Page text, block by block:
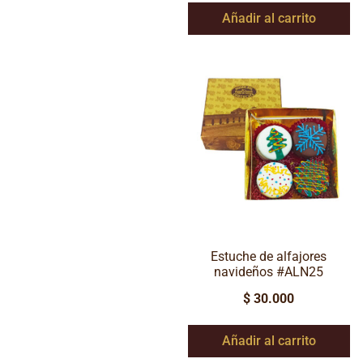
Añadir al carrito
Estuche de alfajores
navideños #ALN25
$ 30.000
Añadir al carrito